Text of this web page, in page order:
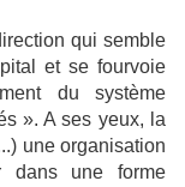
qui semble
et se fourvoie
du système
». A ses yeux, la
une organisation
une forme